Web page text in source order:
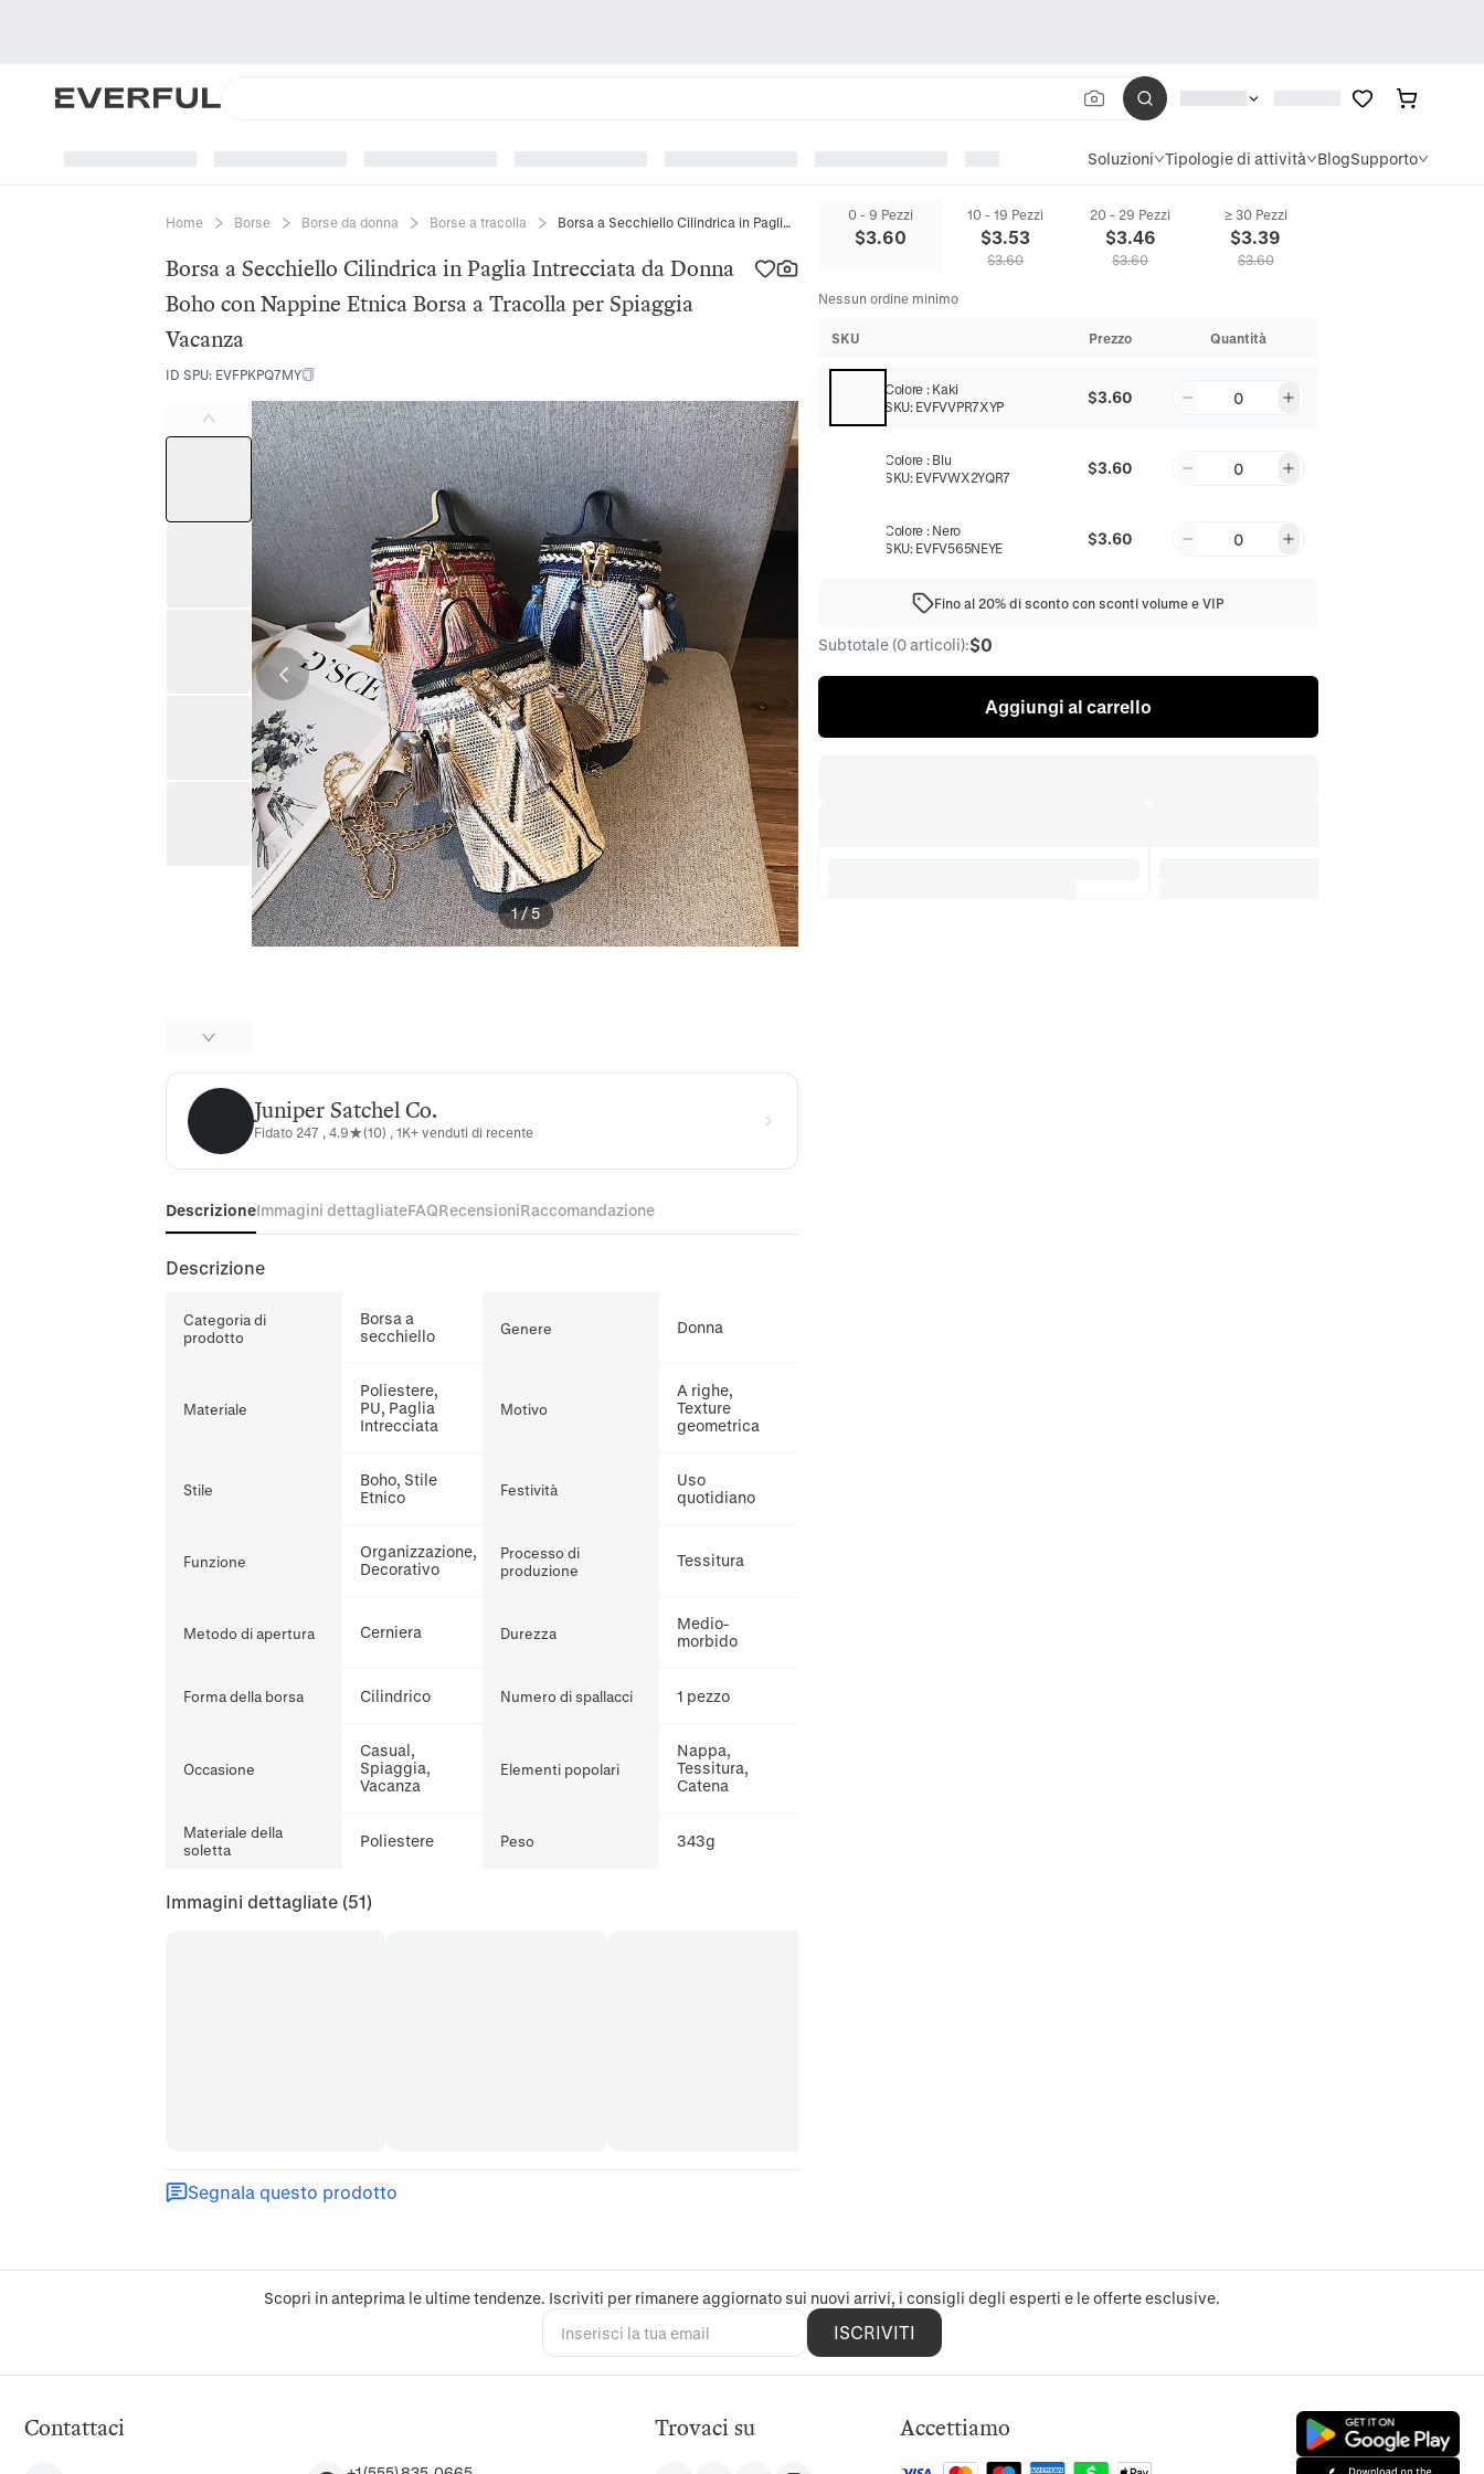
Soluzioni Tipologie di attività BlogSupporto
Home Borse Borse da donna Borse a tracolla Borsa a Secchiello Cilindrica in Paglia Intrecciata da Donna Boho con Nappine Etnica Borsa a Tracolla per Spiaggia Vacanza
Borsa a Secchiello Cilindrica in Paglia Intrecciata da Donna
Boho con Nappine Etnica Borsa a Tracolla per Spiaggia
Vacanza
ID SPU: EVFPKPQ7MY
1/5
Juniper Satchel Co.
Juniper Satchel Co.
Fidato 247 , 4.9★(10) , 1K+ venduti di recente
DescrizioneImmagini dettagliateFAQRecensioniRaccomandazione
Descrizione
Categoria di
prodotto
Borsa a
secchiello
Genere Donna
Materiale
Poliestere,
PU, Paglia
Intrecciata
Motivo
A righe,
Texture
geometrica
Stile
Boho, Stile
Etnico
Festività
Uso
quotidiano
Funzione
Organizzazione,
Decorativo
Processo di
produzione
Tessitura
Metodo di apertura Cerniera Durezza
Medio-
morbido
Forma della borsa Cilindrico Numero di spallacci 1 pezzo
Occasione
Casual,
Spiaggia,
Vacanza
Elementi popolari
Nappa,
Tessitura,
Catena
Materiale della
soletta
Poliestere Peso 343g
Immagini dettagliate (51)
Segnala questo prodotto
0 - 9 Pezzi
$3.60
10 - 19 Pezzi
$3.53
$3.60
20 - 29 Pezzi
$3.46
$3.60
≥ 30 Pezzi
$3.39
$3.60
Nessun ordine minimo
SKU Prezzo Quantità
Colore : Kaki
SKU: EVFVVPR7XYP $3.60 0
Colore : Blu
SKU: EVFVWX2YQR7 $3.60 0
Colore : Nero
SKU: EVFV565NEYE $3.60 0
Fino al 20% di sconto con sconti volume e VIP
Subtotale (0 articoli):$0
Aggiungi al carrello
Scopri in anteprima le ultime tendenze. Iscriviti per rimanere aggiornato sui nuovi arrivi, i consigli degli esperti e le offerte esclusive.
ISCRIVITI
Contattaci Trovaci su Accettiamo